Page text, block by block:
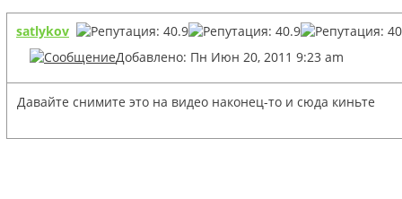
satlykov
Добавлено: Пн Июн 20, 2011 9:23 am
Давайте снимите это на видео наконец-то и сюда киньте